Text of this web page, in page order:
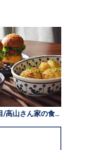
こんにちは食卓/8軒目/高山さん家の食卓